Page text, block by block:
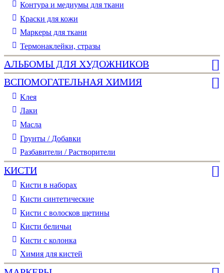
Контура и медиумы для ткани
Краски для кожи
Маркеры для ткани
Термонаклейки, стразы
АЛЬБОМЫ ДЛЯ ХУДОЖНИКОВ
ВСПОМОГАТЕЛЬНАЯ ХИМИЯ
Клея
Лаки
Масла
Грунты / Добавки
Разбавители / Растворители
КИСТИ
Кисти в наборах
Кисти синтетические
Кисти с волосков щетины
Кисти беличьи
Кисти с колонка
Химия для кистей